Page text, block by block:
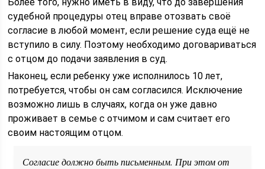
судебной процедуры отец вправе отозвать своё
согласие в любой момент, если решение суда ещё не
вступило в силу. Поэтому необходимо договариваться
с отцом до подачи заявления в суд.
Наконец, если ребенку уже исполнилось 10 лет,
потребуется, чтобы он сам согласился. Исключение
возможно лишь в случаях, когда он уже давно
проживает в семье с отчимом и сам считает его
своим настоящим отцом.
Согласие должно быть письменным. При этом от